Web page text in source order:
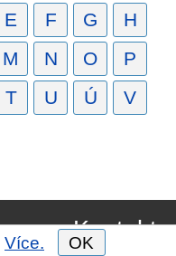
E F G
H
M N O
P
T U Ú
V
Kontakt
Více. OK